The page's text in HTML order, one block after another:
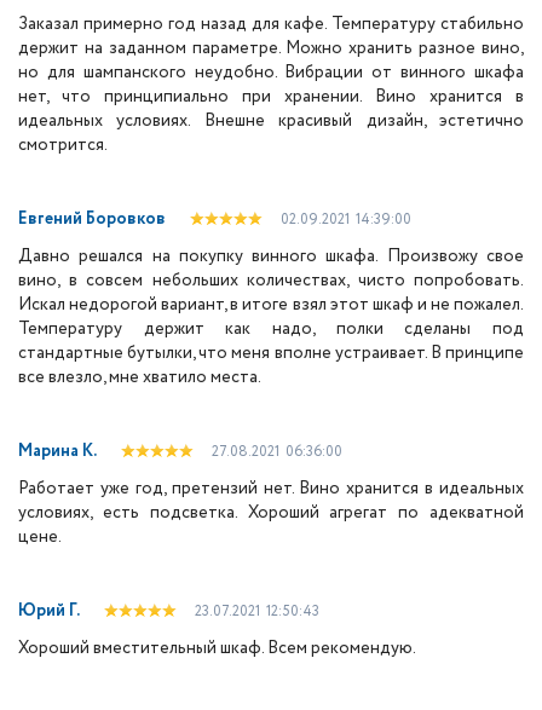
Заказал примерно год назад для кафе. Температуру стабильно
держит на заданном параметре. Можно хранить разное вино,
но для шампанского неудобно. Вибрации от винного шкафа
нет, что принципиально при хранении. Вино хранится в
идеальных условиях. Внешне красивый дизайн, эстетично
смотрится.
Евгений Боровков 02.09.2021 14:39:00
Давно решался на покупку винного шкафа. Произвожу свое
вино, в совсем небольших количествах, чисто попробовать.
Искал недорогой вариант, в итоге взял этот шкаф и не пожалел.
Температуру держит как надо, полки сделаны под
стандартные бутылки, что меня вполне устраивает. В принципе
все влезло, мне хватило места.
Марина К. 27.08.2021 06:36:00
Работает уже год, претензий нет. Вино хранится в идеальных
условиях, есть подсветка. Хороший агрегат по адекватной
цене.
Юрий Г. 23.07.2021 12:50:43
Хороший вместительный шкаф. Всем рекомендую.